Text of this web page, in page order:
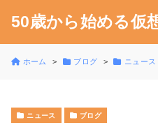
50歳から始める仮
ホーム ブログ ニュース
ニュース ブログ